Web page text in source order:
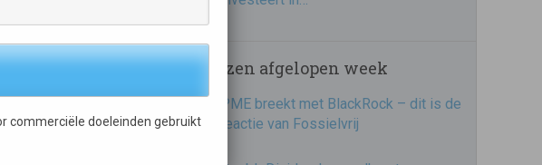
en
en een premie
door Qlip
Meest gelezen afgelopen week
PME breekt met BlackRock – dit is de
reactie van Fossielvrij
commerciële doeleinden gebruikt